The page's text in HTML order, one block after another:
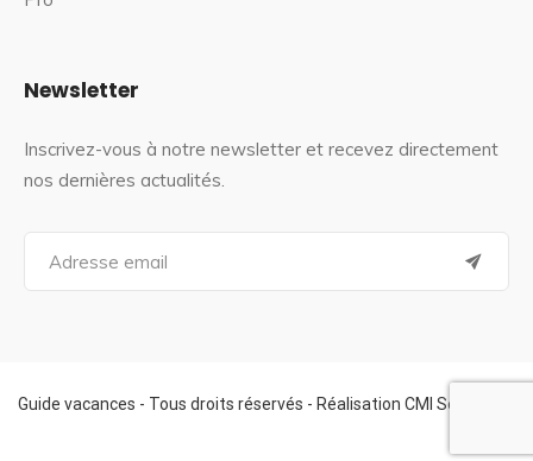
Newsletter
Inscrivez-vous à notre newsletter et recevez directement
nos dernières actualités.
a
f
o
Guide vacances - Tous droits réservés - Réalisation CMI Services